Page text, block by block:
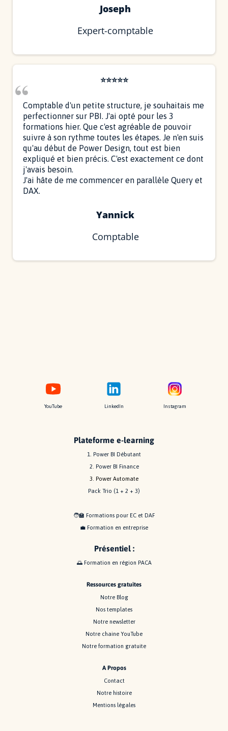
Joseph
Expert-comptable
⭐⭐⭐⭐⭐
Comptable d'un petite structure, je souhaitais me
perfectionner sur PBI. J'ai opté pour les 3
formations hier. Que c'est agréable de pouvoir
suivre à son rythme toutes les étapes. Je n'en suis
qu'au début de Power Design, tout est bien
expliqué et bien précis. C'est exactement ce dont
j'avais besoin.
J'ai hâte de me commencer en parallèle Query et
DAX.
Yannick
Comptable
Plateforme e-learning
1. Power BI Débutant
2. Power BI Finance
3. Power Automate
Pack Trio (1 + 2 + 3)
🧑‍🏫 Formations pour EC et DAF
💼 Formation en entreprise
Présentiel :
🌅 Formation en région PACA
Ressources gratuites
Notre Blog
Nos templates
Notre newsletter
Notre chaine YouTube
Notre formation gratuite
A Propos
Contact
Notre histoire
Mentions légales
YouTube LinkedIn Instagram